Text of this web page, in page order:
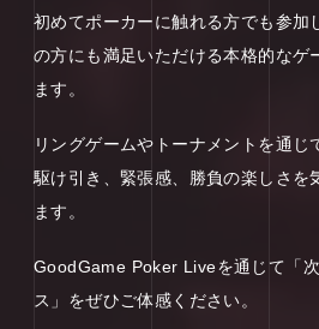
初めてポーカーに触れる方でも参加
の方にも満足いただける本格的なゲ
ます。
リングゲームやトーナメントを通じ
駆け引き、緊張感、勝負の楽しさを
ます。
GoodGame Poker Liveを通じて「
ス」をぜひご体感ください。